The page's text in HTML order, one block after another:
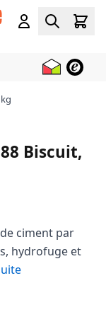
Cart
Biscuit,
ciment par
hydrofuge et